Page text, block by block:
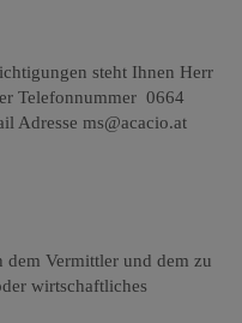
steht Ihnen Herr
Telefonnummer 0664
Adresse ms@acacio.at
dem Vermittler und dem zu
wirtschaftliches